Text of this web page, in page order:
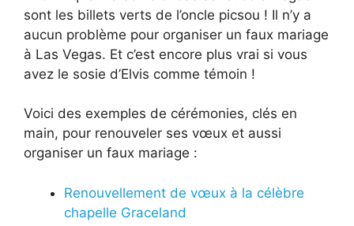
sont les billets verts de l’oncle picsou ! Il n’y a
aucun problème pour organiser un faux mariage
à Las Vegas. Et c’est encore plus vrai si vous
avez le sosie d’Elvis comme témoin !
Voici des exemples de cérémonies, clés en
main, pour renouveler ses vœux et aussi
organiser un faux mariage :
Renouvellement de vœux à la célèbre
chapelle Graceland